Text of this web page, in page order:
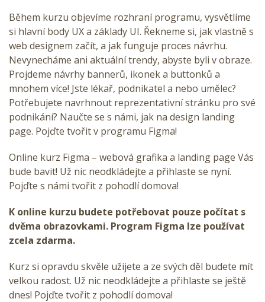
Během kurzu objevíme rozhraní programu, vysvětlíme
si hlavní body UX a základy UI. Řekneme si, jak vlastně s
web designem začít, a jak funguje proces návrhu.
Nevynecháme ani aktuální trendy, abyste byli v obraze.
Projdeme návrhy bannerů, ikonek a buttonků a
mnohem více! Jste lékař, podnikatel a nebo umělec?
Potřebujete navrhnout reprezentativní stránku pro své
podnikání? Naučte se s námi, jak na design landing
page. Pojďte tvořit v programu Figma!
Online kurz Figma – webová grafika a landing page Vás
bude bavit! Už nic neodkládejte a přihlaste se nyní.
Pojďte s námi tvořit z pohodlí domova!
K online kurzu budete potřebovat pouze počítat s
dvěma obrazovkami. Program Figma lze používat
zcela zdarma.
Kurz si opravdu skvěle užijete a ze svých děl budete mít
velkou radost. Už nic neodkládejte a přihlaste se ještě
dnes! Pojďte tvořit z pohodlí domova!